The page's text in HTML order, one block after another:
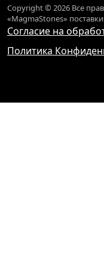
Copyright © 2026 Все
«MagmaStones»
Согласие на
Политика